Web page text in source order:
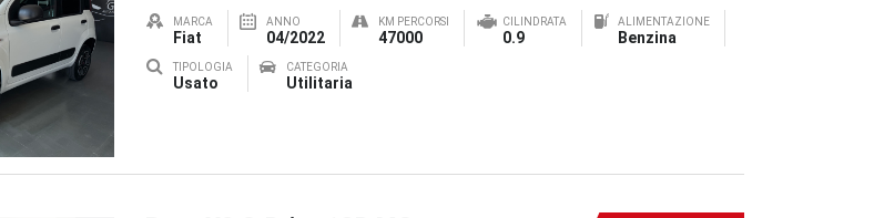
MARCA
Fiat
ANNO
04/2022
KM PERCORSI
47000
CILINDRATA
0.9
ALIMENTAZIONE
Benzina
TIPOLOGIA
Usato
CATEGORIA
Utilitaria